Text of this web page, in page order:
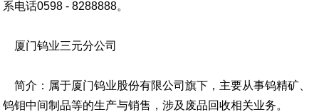
系电话0598 - 8288888。
厦门钨业三元分公司
简介：属于厦门钨业股份有限公司旗下，主要从事钨精矿、
钨钼中间制品等的生产与销售，涉及废品回收相关业务。